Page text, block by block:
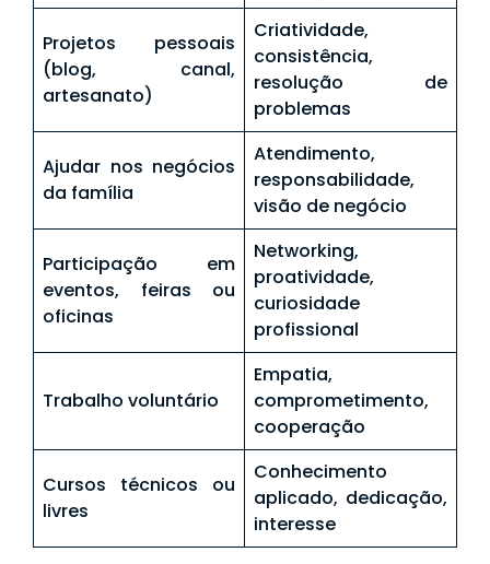
Projetos pessoais
(blog, canal,
artesanato)
Criatividade,
consistência,
resolução de
problemas
Ajudar nos negócios
da família
Atendimento,
responsabilidade,
visão de negócio
Participação em
eventos, feiras ou
oficinas
Networking,
proatividade,
curiosidade
profissional
Trabalho voluntário
Empatia,
comprometimento,
cooperação
Cursos técnicos ou
livres
Conhecimento
aplicado, dedicação,
interesse